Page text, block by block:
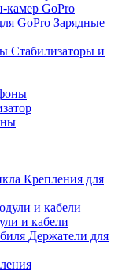
камер GoPro
Зарядные
Стабилизаторы и
Крепления для
и кабели
Держатели для